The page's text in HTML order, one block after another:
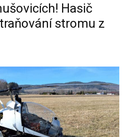
Hasič
stromu z